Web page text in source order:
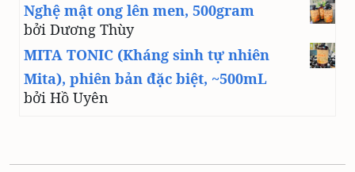
Nghệ mật ong lên men, 500gram
bởi Dương Thùy
MITA TONIC (Kháng sinh tự nhiên
Mita), phiên bản đặc biệt, ~500mL
bởi Hồ Uyên